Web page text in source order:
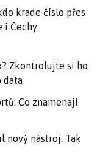
krade číslo přes
i Čechy
Zkontrolujte si ho
data
Co znamenají
nový nástroj. Tak